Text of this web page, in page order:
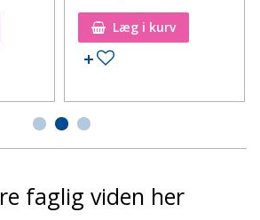
Læg i kurv
Tilføj til ønskeseddel
faglig viden her